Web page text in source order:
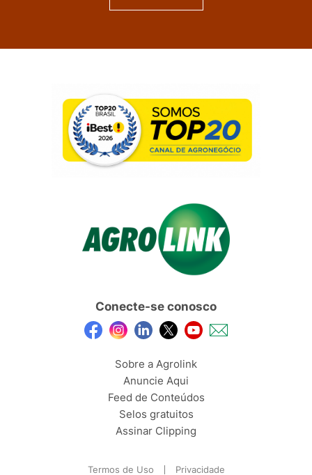
Conecte-se conosco
Sobre a Agrolink
Anuncie Aqui
Feed de Conteúdos
Selos gratuitos
Assinar Clipping
Termos de Uso Privacidade